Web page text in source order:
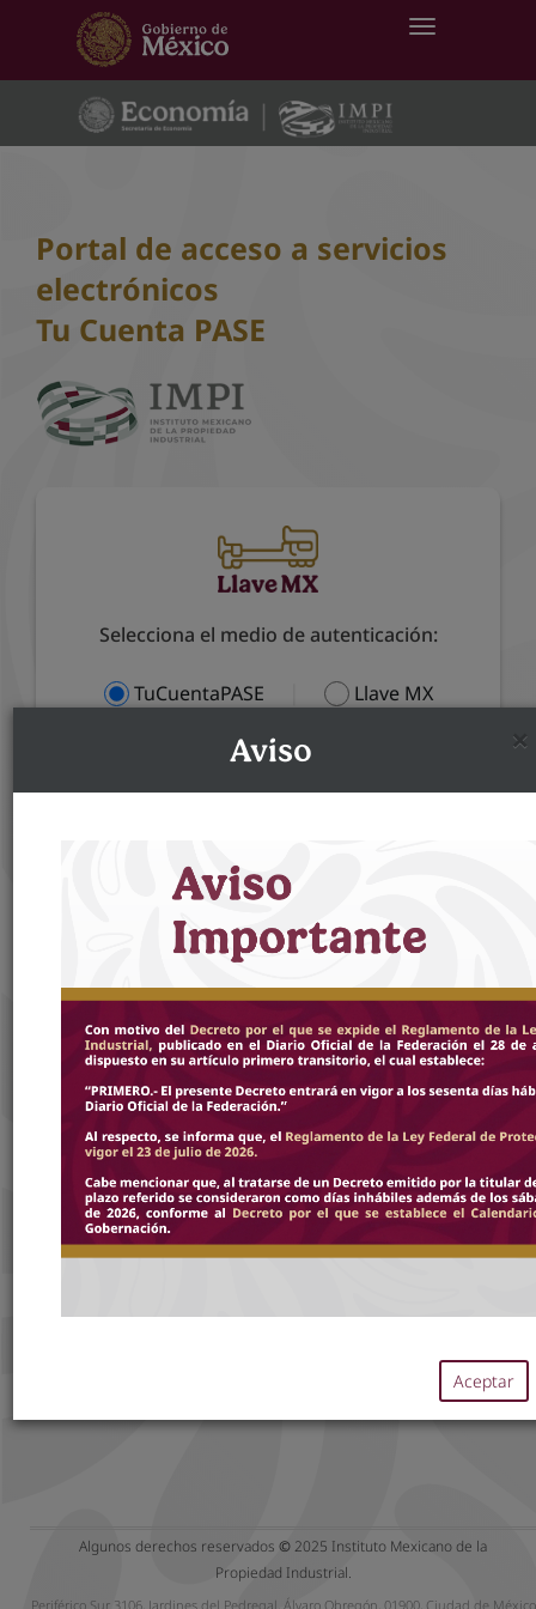
Interruptor
Portal de acceso a servicios
electrónicos
Tu Cuenta PASE
Selecciona el medio de autenticación:
TuCuentaPASE Llave MX
Contraseña*:
¿Olvidaste tu contraseña?
Recuperar cuenta PASE
Al iniciar sesión declaro que he leído los
Términos y Condicionesy nuestro Aviso de
Privacidad.
Iniciar sesión
×
Aviso
Aceptar
Algunos derechos reservados ©2025 Instituto Mexicano de la
Propiedad Industrial.
Periférico Sur 3106, Jardines del Pedregal, Álvaro Obregón, 01900, Ciudad de México